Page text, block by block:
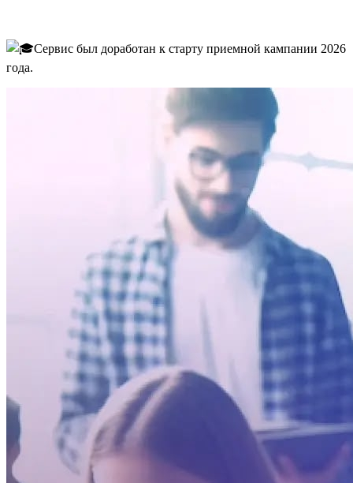
Сервис был доработан к старту приемной кампании 2026
года.